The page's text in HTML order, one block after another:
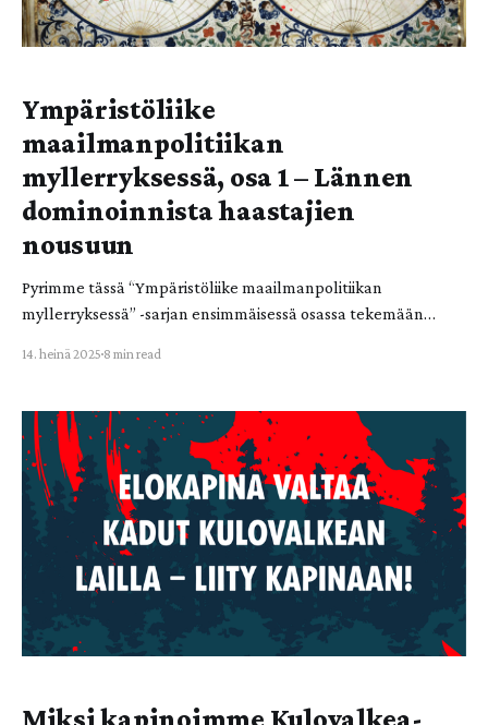
Ympäristöliike
maailmanpolitiikan
myllerryksessä, osa 1 – Lännen
dominoinnista haastajien
nousuun
Pyrimme tässä “Ympäristöliike maailmanpolitiikan
myllerryksessä” -sarjan ensimmäisessä osassa tekemään
ympäristöliikkeen näkökulmasta maailmaa tarkasteleva
teksti pohtii myös Euroopan muuttuvaa roolia globaalien
ongelmien ristiaallokossa. Pureudumme sarjan seuraavissa
osissa kriisiytyneen tilanteen kahteen solmukohtaan
Ukrainassa ja Palestiina
14. heinä 2025 8 min read